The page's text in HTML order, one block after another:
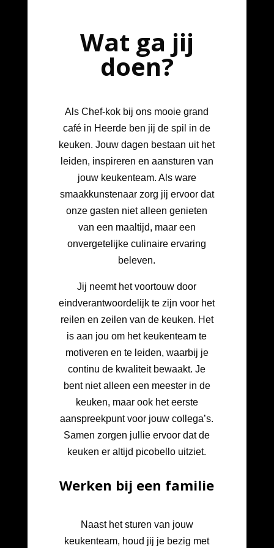
Wat ga jij
doen?
Als Chef-kok bij ons mooie grand
café in Heerde ben jij de spil in de
keuken. Jouw dagen bestaan uit het
leiden, inspireren en aansturen van
jouw keukenteam. Als ware
smaakkunstenaar zorg jij ervoor dat
onze gasten niet alleen genieten
van een maaltijd, maar een
onvergetelijke culinaire ervaring
beleven.
Jij neemt het voortouw door
eindverantwoordelijk te zijn voor het
reilen en zeilen van de keuken. Het
is aan jou om het keukenteam te
motiveren en te leiden, waarbij je
continu de kwaliteit bewaakt. Je
bent niet alleen een meester in de
keuken, maar ook het eerste
aanspreekpunt voor jouw collega’s.
Samen zorgen jullie ervoor dat de
keuken er altijd picobello uitziet.
Werken bij een familie
Naast het sturen van jouw
keukenteam, houd jij je bezig met